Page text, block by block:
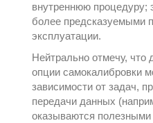
внутреннюю процедуру;
более предсказуемыми
эксплуатации.
Нейтрально отмечу, что
опции самокалибровки
зависимости от задач,
передачи данных
оказываются полезными